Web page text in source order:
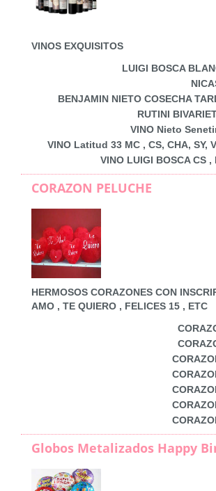
VINOS EXQUISITOS
LUIGI BOSCA
BENJAMIN NIETO COSECHA
RUTINI
VINO Nieto
VINO Latitud 33 MC , CS, CHA, SY,
VINO LUIGI BOSCA CS ,
CORAZON PELUCHE
HERMOSOS CORAZONES CON
AMO , TE QUIERO , FELICES 15 , ETC
Globos Metalizados Happy